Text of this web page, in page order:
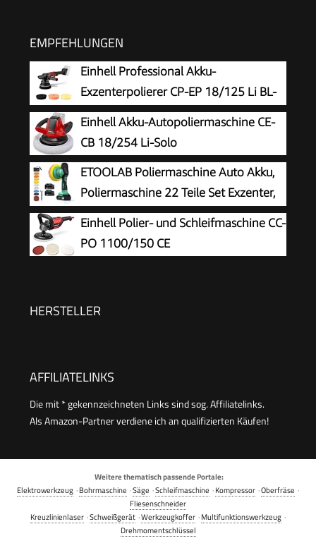
EMPFEHLUNGEN
Einhell Professional Akku-
Exzenterpolierer CP-EP 18/125 Li BL-
Solo
Einhell Akku-Autopoliermaschine CE-
CB 18/254 Li-Solo
ETOOLAB Poliermaschine Auto Akku,
Poliermaschine 22 Teile Set Exzenter,
21V
Einhell Polier- und Schleifmaschine CC-
PO 1100/150 CE
HERSTELLER
AFFILIATELINKS
Die mit * gekennzeichneten Links sind sog. Affiliatelinks.
Als Amazon-Partner verdiene ich an qualifizierten Käufen!
Weitere thematisch passende Portale:
Elektrowerkzeug ·Bohrmaschine ·Säge ·Schleifmaschine ·Kompressor ·Oberfräse ·
Fliesenschneider
Kreuzlinienlaser ·Schweißgerät ·Werkzeugkoffer ·Multifunktionswerkzeug ·
Drehmomentschlüssel